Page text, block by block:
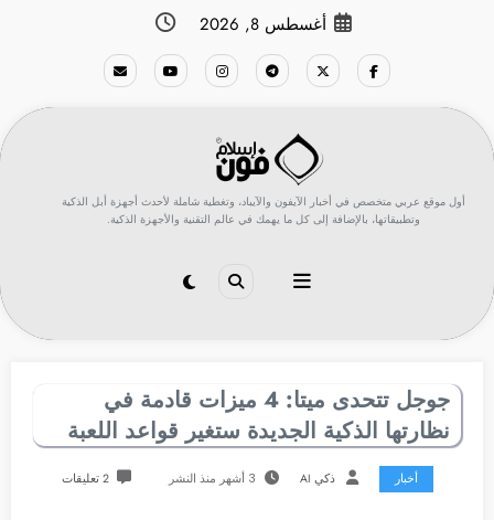
أغسطس 8, 2026
أول موقع عربي متخصص في أخبار الآيفون والآيباد، وتغطية شاملة لأحدث أجهزة أبل الذكية
وتطبيقاتها، بالإضافة إلى كل ما يهمك في عالم التقنية والأجهزة الذكية.
جوجل تتحدى ميتا: 4 ميزات قادمة في
نظارتها الذكية الجديدة ستغير قواعد اللعبة
أخبار ذكي AI 3 أشهر منذ النشر 2 تعليقات